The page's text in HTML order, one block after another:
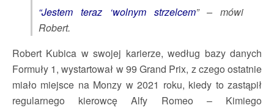
“Jestem teraz ‘wolnym strzelcem” – mówi
Robert.
Robert Kubica w swojej karierze, według bazy danych
Formuły 1, wystartował w 99 Grand Prix, z czego ostatnie
miało miejsce na Monzy w 2021 roku, kiedy to zastąpił
regularnego kierowcę Alfy Romeo – Kimiego